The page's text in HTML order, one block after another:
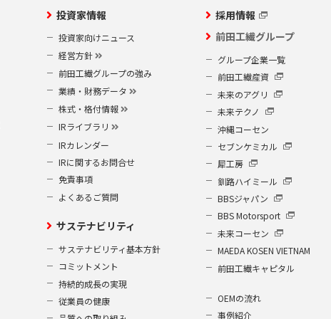
投資家情報
投資家向けニュース
経営方針
前田工繊グループの強み
業績・財務データ
株式・格付情報
IRライブラリ
IRカレンダー
IRに関するお問合せ
免責事項
よくあるご質問
サステナビリティ
サステナビリティ基本方針
コミットメント
持続的成長の実現
従業員の健康
採用情報
前田工繊グループ
グループ企業一覧
前田工繊産資
未来のアグリ
未来テクノ
沖縄コーセン
セブンケミカル
犀工房
釧路ハイミール
BBSジャパン
BBS Motorsport
未来コーセン
MAEDA KOSEN VIETNAM
前田工繊キャピタル
OEMの流れ
事例紹介